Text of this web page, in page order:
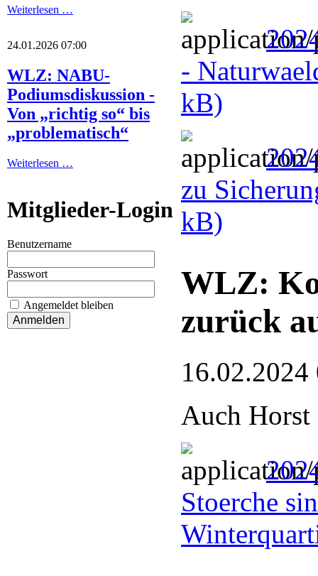
Weiterlesen …
24.01.2026 07:00
WLZ: NABU-
Podiumsdiskussion -
Von „richtig so“ bis
„problematisch“
Weiterlesen …
Mitglieder-Login
Benutzername
Passwort
Angemeldet bleiben
-
kB)
zu
kB)
WLZ:
zurück
16.02.2024
Auch Horst
Stoerche